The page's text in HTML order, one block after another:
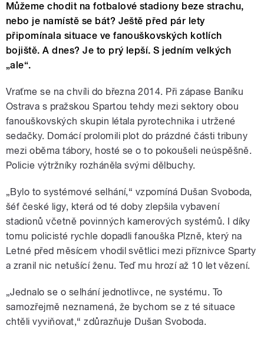
Můžeme chodit na fotbalové stadiony beze strachu,
nebo je namístě se bát? Ještě před pár lety
připomínala situace ve fanouškovských kotlích
bojiště. A dnes? Je to prý lepší. S jedním velkých
„ale“.
Vraťme se na chvíli do března 2014. Při zápase Baníku
Ostrava s pražskou Spartou tehdy mezi sektory obou
fanouškovských skupin létala pyrotechnika i utržené
sedačky. Domácí prolomili plot do prázdné části tribuny
mezi oběma tábory, hosté se o to pokoušeli neúspěšně.
Policie výtržníky rozháněla svými dělbuchy.
„Bylo to systémové selhání,“ vzpomíná Dušan Svoboda,
šéf české ligy, která od té doby zlepšila vybavení
stadionů včetně povinných kamerových systémů.
I díky
tomu policisté rychle dopadli fanouška Plzně, který na
Letné před měsícem vhodil světlici mezi příznivce Sparty
a zranil nic netušící ženu. Teď mu hrozí až 10 let vězení.
„Jednalo se o selhání jednotlivce, ne systému. To
samozřejmě neznamená, že bychom se z té situace
chtěli vyviňovat,“ zdůrazňuje Dušan Svoboda.